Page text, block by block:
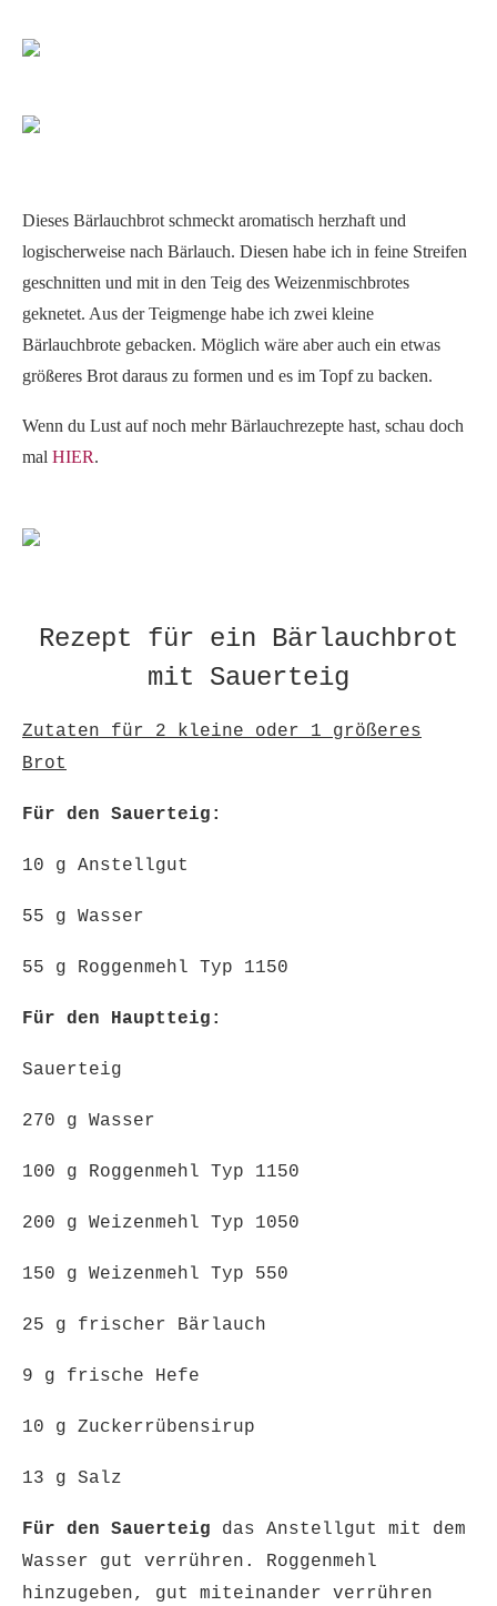
Dieses Bärlauchbrot schmeckt aromatisch herzhaft und
logischerweise nach Bärlauch. Diesen habe ich in feine Streifen
geschnitten und mit in den Teig des Weizenmischbrotes
geknetet. Aus der Teigmenge habe ich zwei kleine
Bärlauchbrote gebacken. Möglich wäre aber auch ein etwas
größeres Brot daraus zu formen und es im Topf zu backen.
Wenn du Lust auf noch mehr Bärlauchrezepte hast, schau doch
mal HIER.
Rezept für ein Bärlauchbrot
mit Sauerteig
Zutaten für 2 kleine oder 1 größeres
Brot
Für den Sauerteig:
10 g Anstellgut
55 g Wasser
55 g Roggenmehl Typ 1150
Für den Hauptteig:
Sauerteig
270 g Wasser
100 g Roggenmehl Typ 1150
200 g Weizenmehl Typ 1050
150 g Weizenmehl Typ 550
25 g frischer Bärlauch
9 g frische Hefe
10 g Zuckerrübensirup
13 g Salz
Für den Sauerteig das Anstellgut mit dem
Wasser gut verrühren. Roggenmehl
hinzugeben, gut miteinander verrühren